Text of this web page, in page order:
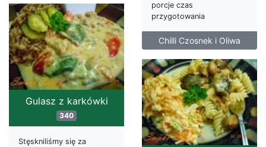
porcje czas
przygotowania
Chilli Czosnek i Oliwa
Gulasz z karkówki
340
Stęskniliśmy się za